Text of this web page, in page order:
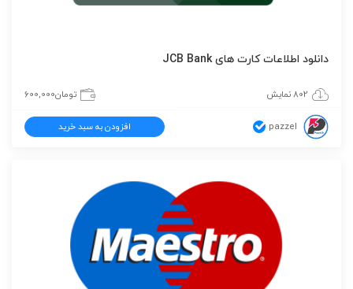
دانلود اطلاعات کارت های JCB Bank
802 نمایش تومان600,000
pazzel افزودن به سبد خرید